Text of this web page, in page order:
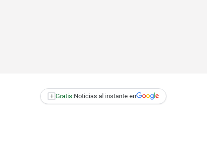
+ Gratis:Noticias al instante en